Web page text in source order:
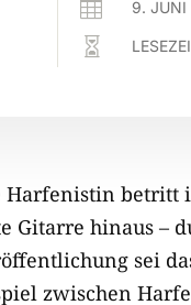
 9.

Harfenistin
hinaus –
sei
zwischen